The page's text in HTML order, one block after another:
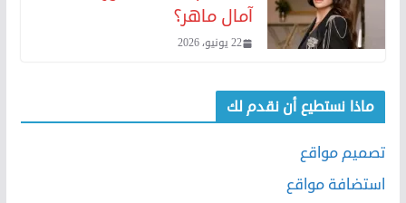
آمال ماهر؟
22 يونيو، 2026
ماذا نستطيع أن نقدم لك
تصميم مواقع
استضافة مواقع